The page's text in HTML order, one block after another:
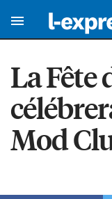
La Fête
Mod